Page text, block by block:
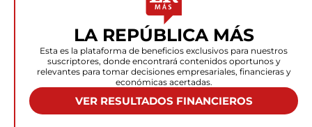
LA REPÚBLICA MÁS
Esta es la plataforma de beneficios exclusivos para nuestros
suscriptores, donde encontrará contenidos oportunos y
relevantes para tomar decisiones empresariales, financieras y
económicas acertadas.
VER RESULTADOS FINANCIEROS